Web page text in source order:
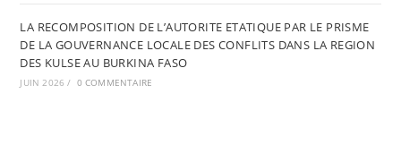
LA RECOMPOSITION DE L’AUTORITE ETATIQUE PAR LE PRISME
DE LA GOUVERNANCE LOCALE DES CONFLITS DANS LA REGION
DES KULSE AU BURKINA FASO
JUIN 2026 / 0 COMMENTAIRE